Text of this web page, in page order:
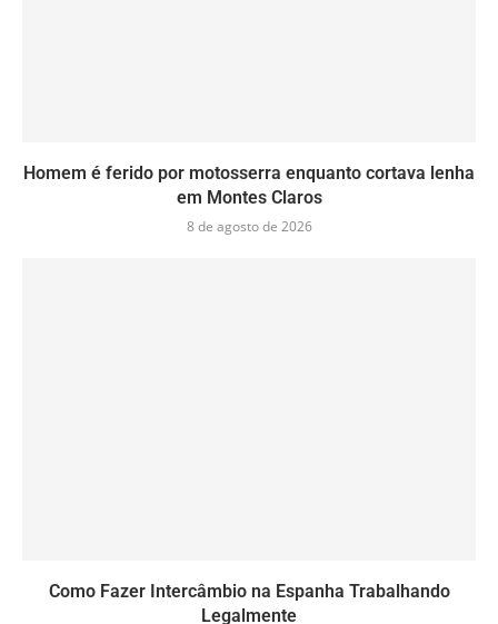
Homem é ferido por motosserra enquanto cortava lenha
em Montes Claros
8 de agosto de 2026
Como Fazer Intercâmbio na Espanha Trabalhando
Legalmente